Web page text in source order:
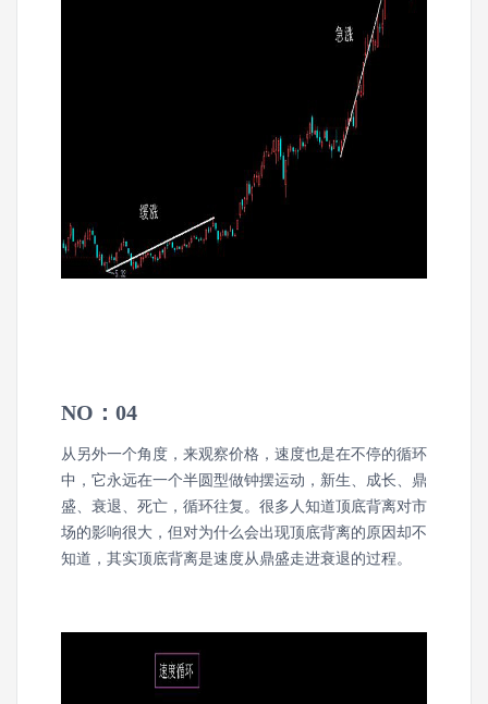
NO：04
从另外一个角度，来观察价格，速度也是在不停的循环
中，它永远在一个半圆型做钟摆运动，新生、成长、鼎
盛、衰退、死亡，循环往复。 很多人知道顶底背离对市
场的影响很大，但对为什么会出现顶底背离的原因却不
知道，其实顶底背离是速度从鼎盛走进衰退的过程。